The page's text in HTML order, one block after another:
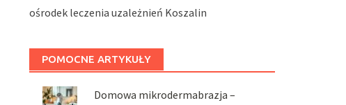
ośrodek leczenia uzależnień Koszalin
POMOCNE ARTYKUŁY
Domowa mikrodermabrazja –